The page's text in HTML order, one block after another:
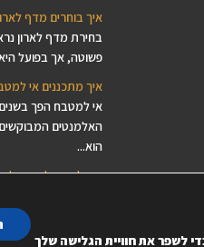
איך בוחרים מדף
בחירת מדף לארון
פשוטה, אך בפועל
איך מתכננים אי
אי למטבח הפך
האלמנטים
הוא...
איך לבחור לוח עץ
מחפשים לוח עץ
משטח עץ לציור או
לשפר את חוויית הגלישה שלך